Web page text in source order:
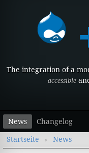
The integration of a
accessible
News Changelog
Sie sind hier
Startseite › News